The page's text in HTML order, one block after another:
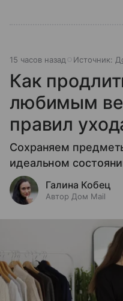
15 часов назад Источник:
Как
любимым
правил
Сохраняем
идеальном
Галина Кобец
Автор Дом Mail